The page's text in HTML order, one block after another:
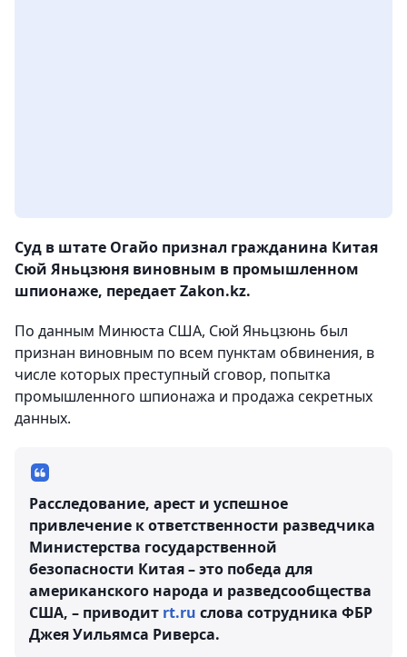
Суд в штате Огайо признал гражданина Китая
Сюй Яньцзюня виновным в промышленном
шпионаже, передает Zakon.kz.
По данным Минюста США, Сюй Яньцзюнь был
признан виновным по всем пунктам обвинения, в
числе которых преступный сговор, попытка
промышленного шпионажа и продажа секретных
данных.
Расследование, арест и успешное
привлечение к ответственности разведчика
Министерства государственной
безопасности Китая – это победа для
американского народа и разведсообщества
США, – приводит rt.ru слова сотрудника ФБР
Джея Уильямса Риверса.